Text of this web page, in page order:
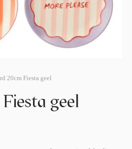
20cm Fiesta geel
geel